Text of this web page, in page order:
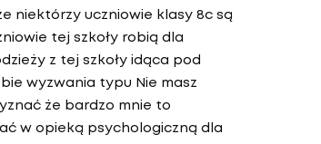
niektórzy uczniowie klasy 8c są
tej szkoły robią dla
z tej szkoły idąca pod
wyzwania typu Nie masz
że bardzo mnie to
w opieką psychologiczną dla